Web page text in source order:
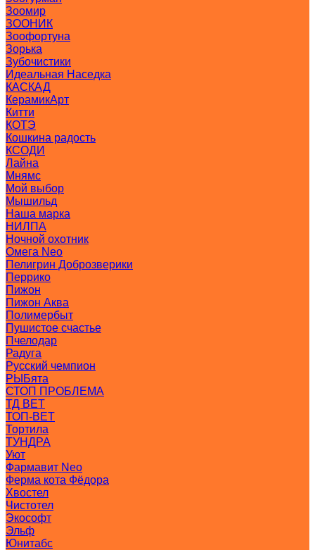
Зоомир
ЗООНИК
Зоофортуна
Зорька
Зубочистики
Идеальная Наседка
КАСКАД
КерамикАрт
Китти
КОТЭ
Кошкина радость
КСОДИ
Лайна
Мнямс
Мой выбор
Мышильд
Наша марка
НИЛПА
Ночной охотник
Омега Neo
Пелигрин Доброзверики
Перрико
Пижон
Пижон Аква
Полимербыт
Пушистое счастье
Пчелодар
Радуга
Русский чемпион
РЫБята
СТОП ПРОБЛЕМА
ТД ВЕТ
ТОП-ВЕТ
Тортила
ТУНДРА
Уют
Фармавит Neo
Ферма кота Фёдора
Хвостел
Чистотел
Экософт
Эльф
Юнитабс